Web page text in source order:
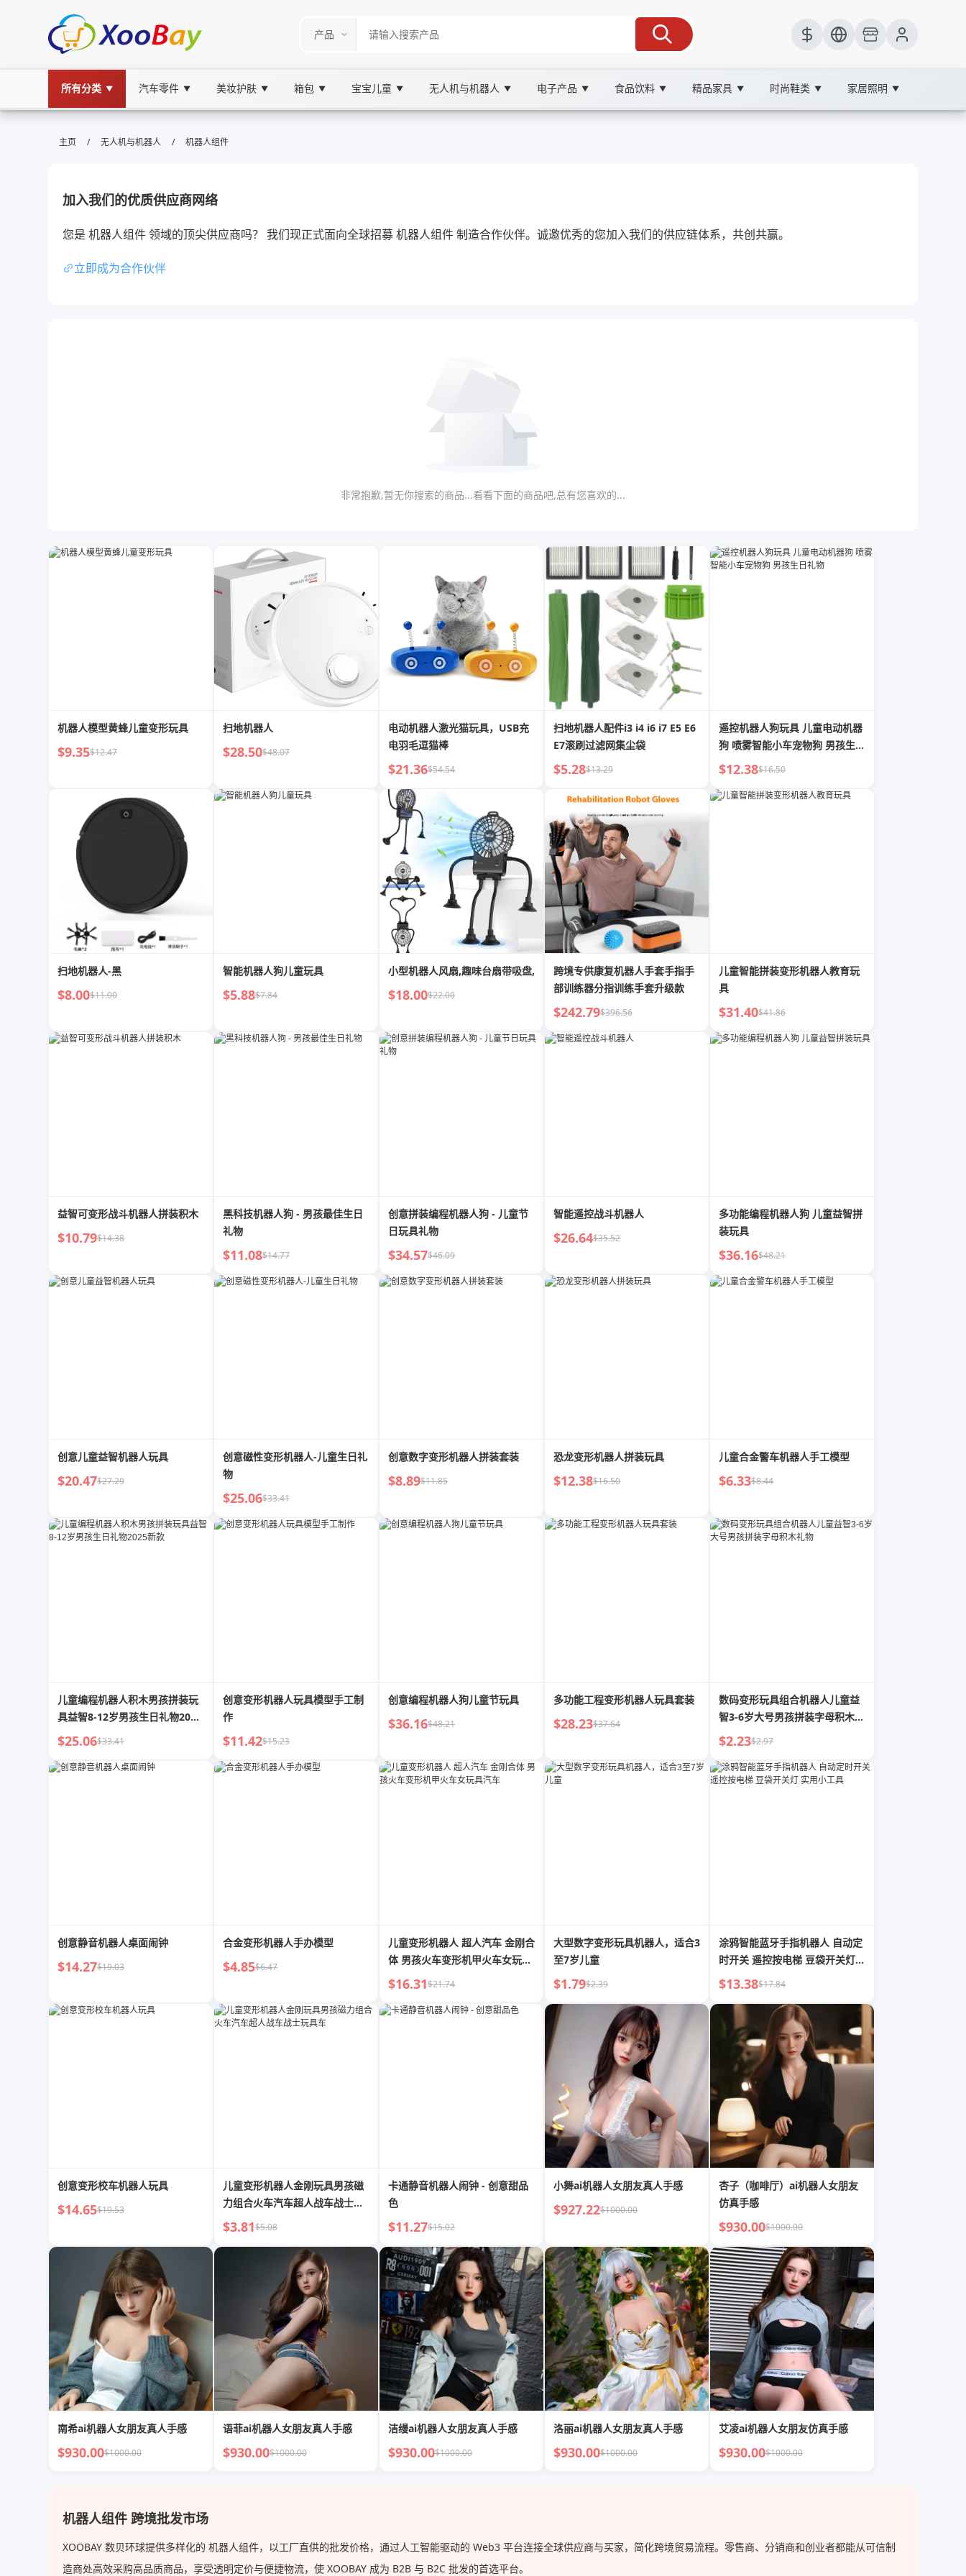
所有分类 ▼ 汽车零件 ▼ 美妆护肤 ▼ 箱包 ▼ 宝宝儿童 ▼ 无人机与机器人 ▼ 电子产品 ▼ 食品饮料 ▼ 精品家具 ▼ 时尚鞋类 ▼ 家居照明 ▼
机器人组件 | XOOBAY B2B/B2C Marketplace
主页 / 无人机与机器人 / 机器人组件
加入我们的优质供应商网络
您是 机器人组件 领域的顶尖供应商吗？ 我们现正式面向全球招募 机器人组件 制造合作伙伴。诚邀优秀的您加入我们的供应链体系，共创共赢。
立即成为合作伙伴
非常抱歉,暂无你搜索的商品...看看下面的商品吧,总有您喜欢的...
机器人模型黄蜂儿童变形玩具
$9.35$12.47
扫地机器人
$28.50$48.07
电动机器人激光猫玩具，USB充
电羽毛逗猫棒
$21.36$54.54
扫地机器人配件i3 i4 i6 i7 E5 E6
E7滚刷过滤网集尘袋
$5.28$13.29
遥控机器人狗玩具 儿童电动机器
狗 喷雾智能小车宠物狗 男孩生日
礼物
$12.38$16.50
扫地机器人-黑
$8.00$11.00
智能机器人狗儿童玩具
$5.88$7.84
小型机器人风扇,趣味台扇带吸盘,
$18.00$22.00
跨境专供康复机器人手套手指手
部训练器分指训练手套升级款
$242.79$396.56
儿童智能拼装变形机器人教育玩
具
$31.40$41.86
益智可变形战斗机器人拼装积木
$10.79$14.38
黑科技机器人狗 - 男孩最佳生日
礼物
$11.08$14.77
创意拼装编程机器人狗 - 儿童节
日玩具礼物
$34.57$46.09
智能遥控战斗机器人
$26.64$35.52
多功能编程机器人狗 儿童益智拼
装玩具
$36.16$48.21
创意儿童益智机器人玩具
$20.47$27.29
创意磁性变形机器人-儿童生日礼
物
$25.06$33.41
创意数字变形机器人拼装套装
$8.89$11.85
恐龙变形机器人拼装玩具
$12.38$16.50
儿童合金警车机器人手工模型
$6.33$8.44
儿童编程机器人积木男孩拼装玩
具益智8-12岁男孩生日礼物2025
新款
$25.06$33.41
创意变形机器人玩具模型手工制
作
$11.42$15.23
创意编程机器人狗儿童节玩具
$36.16$48.21
多功能工程变形机器人玩具套装
$28.23$37.64
数码变形玩具组合机器人儿童益
智3-6岁大号男孩拼装字母积木礼
物
$2.23$2.97
创意静音机器人桌面闹钟
$14.27$19.03
合金变形机器人手办模型
$4.85$6.47
儿童变形机器人 超人汽车 金刚合
体 男孩火车变形机甲火车女玩具
汽车
$16.31$21.74
大型数字变形玩具机器人，适合3
至7岁儿童
$1.79$2.39
涂鸦智能蓝牙手指机器人 自动定
时开关 遥控按电梯 豆袋开关灯
实用小工具
$13.38$17.84
创意变形校车机器人玩具
$14.65$19.53
儿童变形机器人金刚玩具男孩磁
力组合火车汽车超人战车战士玩
具车
$3.81$5.08
卡通静音机器人闹钟 - 创意甜品
色
$11.27$15.02
小舞ai机器人女朋友真人手感
$927.22$1000.00
杏子（咖啡厅）ai机器人女朋友
仿真手感
$930.00$1000.00
南希ai机器人女朋友真人手感
$930.00$1000.00
语菲ai机器人女朋友真人手感
$930.00$1000.00
洁缦ai机器人女朋友真人手感
$930.00$1000.00
洛丽ai机器人女朋友真人手感
$930.00$1000.00
艾凌ai机器人女朋友仿真手感
$930.00$1000.00
机器人组件 跨境批发市场
XOOBAY 数贝环球提供多样化的 机器人组件，以工厂直供的批发价格，通过人工智能驱动的 Web3 平台连接全球供应商与买家，简化跨境贸易流程。零售商、分销商和创业者都能从可信制
造商处高效采购高品质商品，享受透明定价与便捷物流，使 XOOBAY 成为 B2B 与 B2C 批发的首选平台。